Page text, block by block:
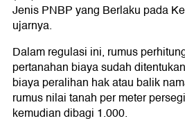
Jenis PNBP yang Berlaku pada
ujarnya.
Dalam regulasi ini, rumus
pertanahan biaya sudah
biaya peralihan hak atau balik
rumus nilai tanah per meter
kemudian dibagi 1.000.